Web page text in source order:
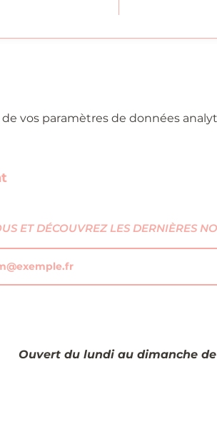
vos paramètres de données
ET DÉCOUVREZ LES DERNIÈRES
Ouvert du lundi au dimanche de